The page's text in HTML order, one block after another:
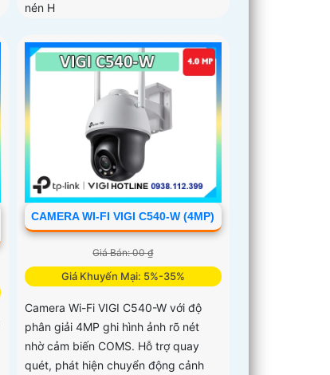
nén H
CAMERA WI-FI VIGI C540-W (4MP)
Giá Bán: 00 ₫
Giá Khuyến Mại: 5%-35%
Camera Wi-Fi VIGI C540-W với độ
phân giải 4MP ghi hình ảnh rõ nét
nhờ cảm biến COMS. Hỗ trợ quay
quét, phát hiện chuyển động cảnh